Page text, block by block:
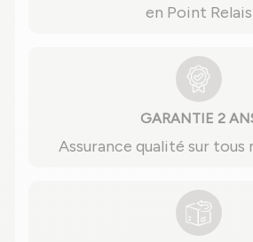
en Point Relais
GARANTIE 2
Assurance qualité sur tous